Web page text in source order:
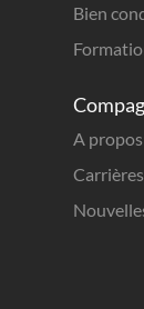
Bien
A
Carrières